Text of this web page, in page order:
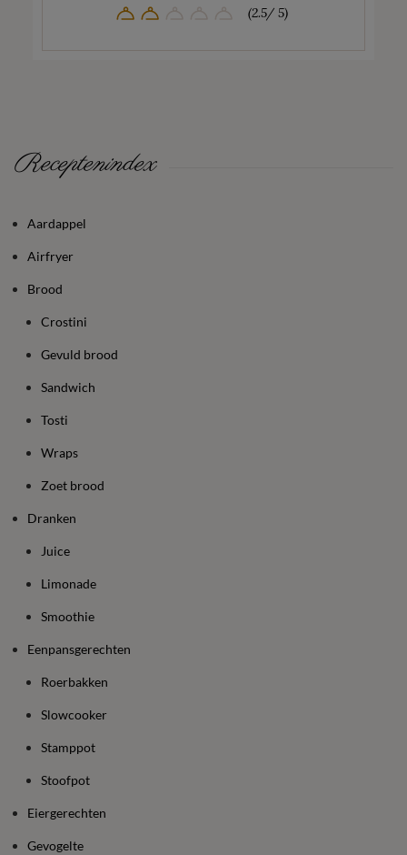
(2.5/ 5)
Receptenindex
Aardappel
Airfryer
Brood
Crostini
Gevuld brood
Sandwich
Tosti
Wraps
Zoet brood
Dranken
Juice
Limonade
Smoothie
Eenpansgerechten
Roerbakken
Slowcooker
Stamppot
Stoofpot
Eiergerechten
Gevogelte